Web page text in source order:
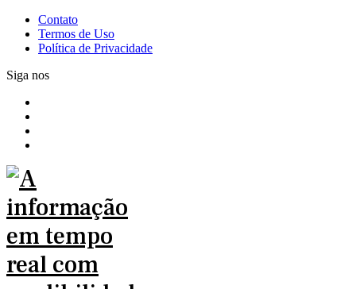
Contato
Termos de Uso
Política de Privacidade
Siga nos